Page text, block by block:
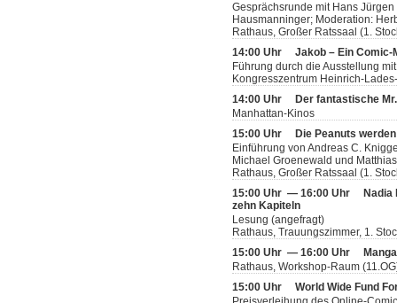
Gesprächsrunde mit Hans
Hausmanninger; Moderation:
Rathaus, Großer Ratssaal (1.
14:00 Uhr Jakob – Ein Comic-
Führung durch die Ausstellung
Kongresszentrum Heinrich-
14:00 Uhr
Der fantastische
Manhattan-Kinos
15:00 Uhr
Die Peanuts
Einführung von Andreas C.
Michael Groenewald und
Rathaus, Großer Ratssaal (1.
15:00 Uhr — 16:00 Uhr
Nadia
zehn Kapiteln
Lesung (angefragt)
Rathaus, Trauungszimmer, 1.
15:00 Uhr — 16:00 Uhr
Rathaus, Workshop-Raum
15:00 Uhr World Wide Fund